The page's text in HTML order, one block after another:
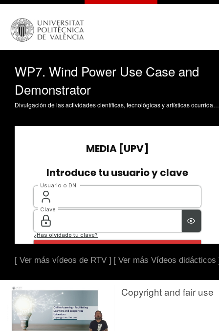
WP7. Wind Power Use Case and
Demonstrator
Divulgación de las actividades científicas, tecnológicas y artísticas ocurridas en los tres campus de la UPV
[ Ver más vídeos de RTV ] [ Ver más Vídeos didácticos
Copyright and fair use